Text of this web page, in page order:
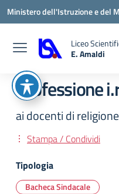
Vai ai contenuti
Vai al menu di navigazione
Vai al footer
Ministero dell'Istruzione e del
Liceo
E. Amaldi
Professione
ai docenti di religione
Stampa / Condividi
Tipologia
Bacheca Sindacale